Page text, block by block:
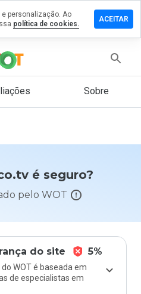
Sobre
é seguro?
pelo WOT
do site 5%
WOT é baseada em
de especialistas em
personalização. Ao
política de cookies.
ACEITAR